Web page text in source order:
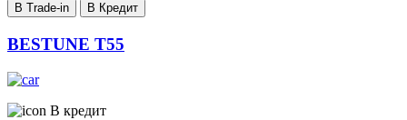
В Trade-in В Кредит
BESTUNE T55
В кредит